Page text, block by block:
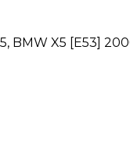
BMW X5 [E53]